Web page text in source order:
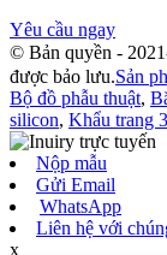
Yêu cầu ngay
© Bản quyền -
được bảo lưu.Sản
Bộ đồ phẫu thuật,
silicon, Khẩu trang
Nộp mẫu
Gửi Email
WhatsApp
Liên hệ với
x